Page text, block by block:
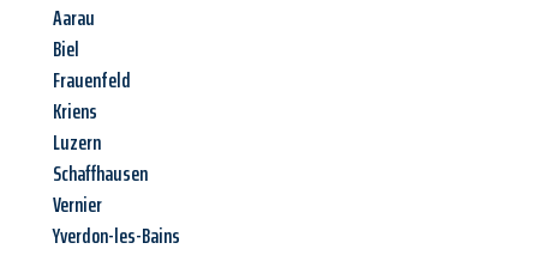
Aarau
Biel
Frauenfeld
Kriens
Luzern
Schaffhausen
Vernier
Yverdon-les-Bains